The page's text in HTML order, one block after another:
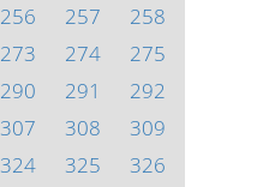
256 257
258
273 274
275
290 291
292
307 308
309
324 325
326